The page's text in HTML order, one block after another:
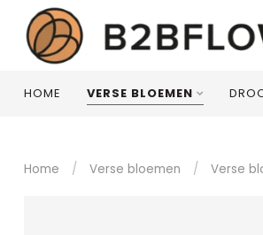
HOME VERSE BLOEMEN
Home / Verse bloemen / Verse